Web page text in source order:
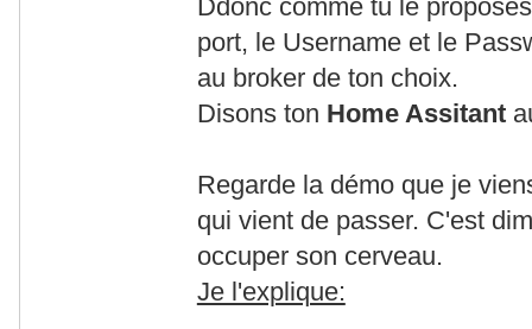
Ddonc comme tu le
port, le Username et le
au broker de ton choix.
Disons ton Home Assitant
Regarde la démo que je
qui vient de passer. C'est
occuper son cerveau.
Je l'explique: